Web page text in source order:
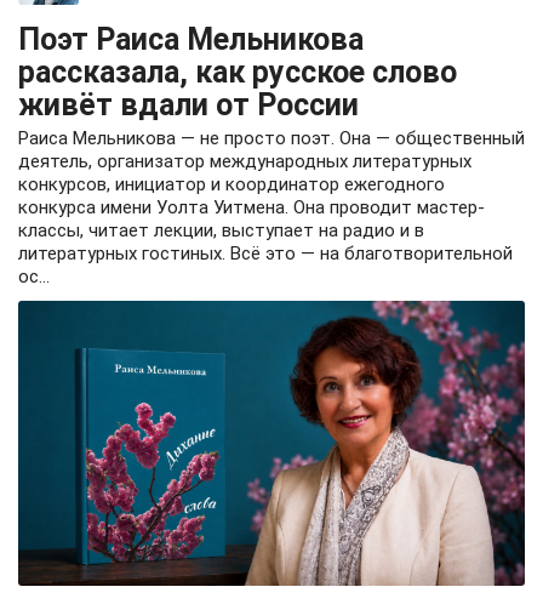
Поэт Раиса Мельникова
рассказала, как русское слово
живёт вдали от России
Раиса Мельникова — не просто поэт. Она — общественный
деятель, организатор международных литературных
конкурсов, инициатор и координатор ежегодного
конкурса имени Уолта Уитмена. Она проводит мастер-
классы, читает лекции, выступает на радио и в
литературных гостиных. Всё это — на благотворительной
ос...